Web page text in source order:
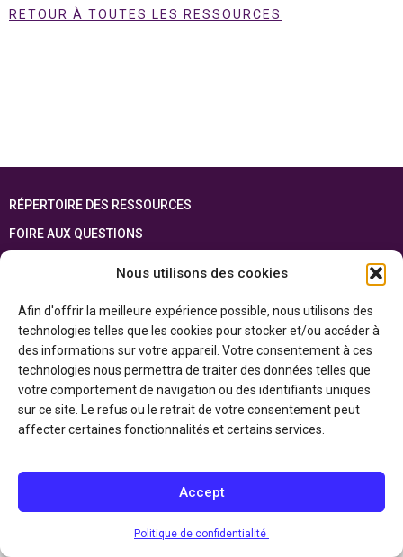
Nous utilisons des cookies
Afin d'offrir la meilleure expérience possible, nous utilisons des
technologies telles que les cookies pour stocker et/ou accéder à
des informations sur votre appareil. Votre consentement à ces
technologies nous permettra de traiter des données telles que
votre comportement de navigation ou des identifiants uniques
sur ce site. Le refus ou le retrait de votre consentement peut
affecter certaines fonctionnalités et certains services.
Accept
Politique de confidentialité
RETOUR À TOUTES LES RESSOURCES
RÉPERTOIRE DES RESSOURCES
FOIRE AUX QUESTIONS
Cette ressource est réalisée grâce au soutien financier du gouvernement de
l’Ontario et du gouvernement du Canada par l’entremise du ministère du
Patrimoine canadien
Politique de confidentialité